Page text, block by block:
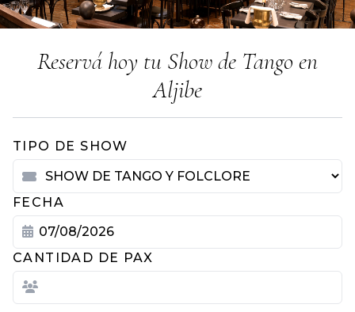
Reservá hoy tu Show de Tango en
Aljibe
TIPO DE SHOW
FECHA
CANTIDAD DE PAX